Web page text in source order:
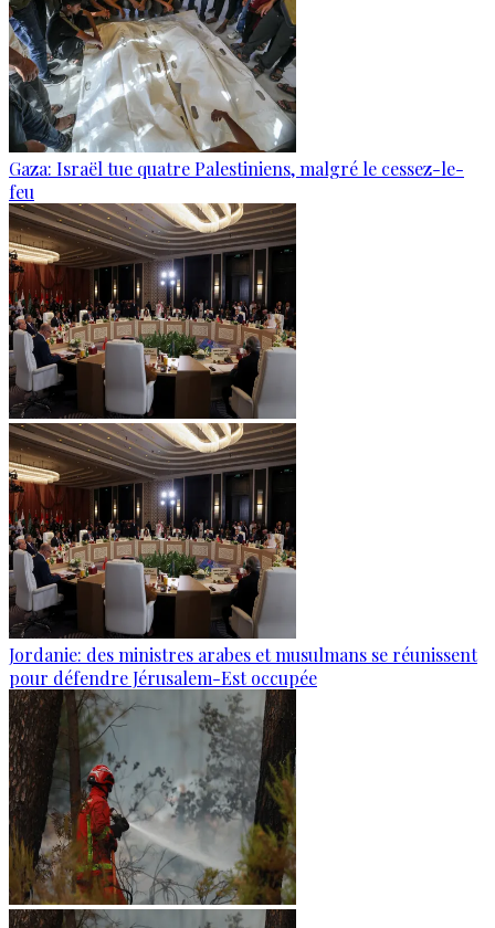
Gaza: Israël tue quatre Palestiniens, malgré le cessez-le-
feu
Jordanie: des ministres arabes et musulmans se réunissent
pour défendre Jérusalem-Est occupée